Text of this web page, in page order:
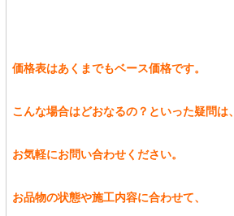
価格表はあくまでもベース価格です。
こんな場合はどおなるの？といった疑問は、
お気軽にお問い合わせください。
お品物の状態や施工内容に合わせて、